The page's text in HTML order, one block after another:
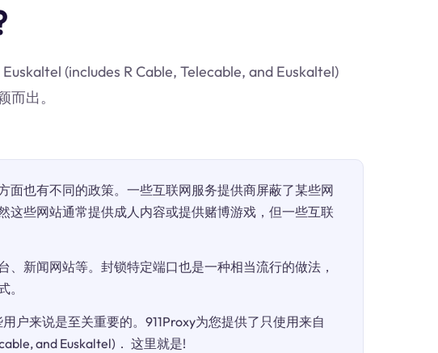
(includes R Cable, Telecable, and Euskaltel)
出。
面也有不同的政策。一些互联网服务提供商屏蔽了某些网
这些网站通常提供成人内容或提供赌博游戏，但一些互联
新闻网站等。封锁特定端口也是一种相当流行的做法，
。
户来说是至关重要的。911Proxy为您提供了只使用来自
and Euskaltel)． 这里就是!